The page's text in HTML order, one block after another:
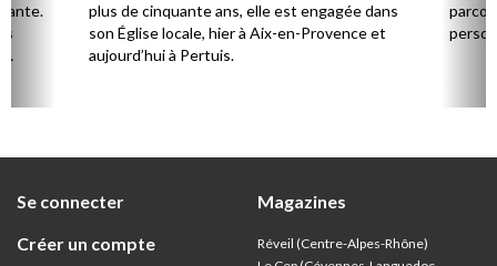
plus de cinquante ans, elle est engagée dans
son Église locale, hier à Aix-en-Provence et
aujourd’hui à Pertuis.
Se connecter
Créer un compte
Magazines
Réveil (Centre-Alpes-Rhône)